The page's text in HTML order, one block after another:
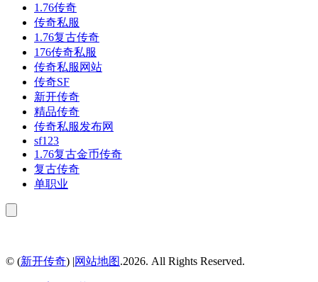
1.76传奇
传奇私服
1.76复古传奇
176传奇私服
传奇私服网站
传奇SF
新开传奇
精品传奇
传奇私服发布网
sf123
1.76复古金币传奇
复古传奇
单职业
© (新开传奇) |网站地图.2026. All Rights Reserved.